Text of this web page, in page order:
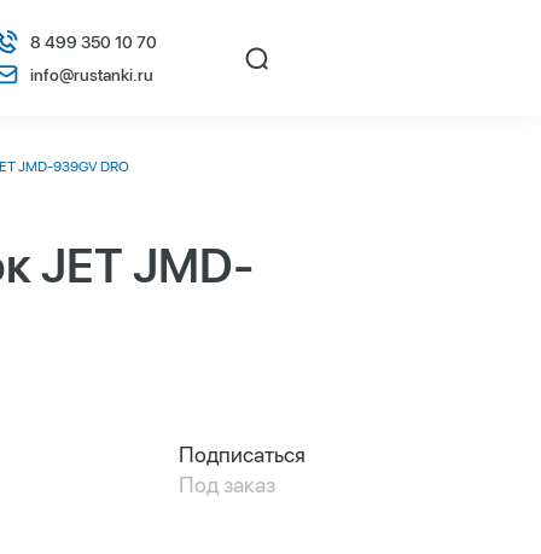
8 499 350 10 70
info@rustanki.ru
JMD-939GV DRO
JET JMD-
Подписаться
Под заказ